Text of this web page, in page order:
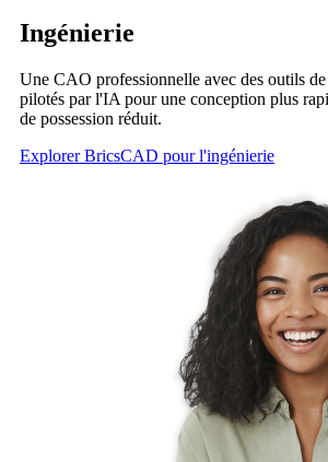
Ingénierie
Une CAO professionnelle avec des outils
pilotés par l'IA pour une conception plus
de possession réduit.
Explorer BricsCAD pour l'ingénierie